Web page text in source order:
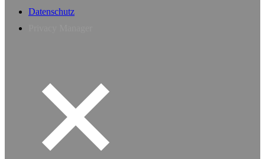
Datenschutz